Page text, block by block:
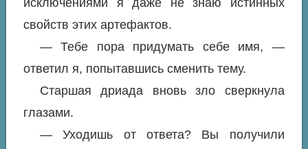
исключениями я даже не знаю истинных
свойств этих артефактов.
— Тебе пора придумать себе имя, —
ответил я, попытавшись сменить тему.
Старшая дриада вновь зло сверкнула
глазами.
— Уходишь от ответа? Вы получили